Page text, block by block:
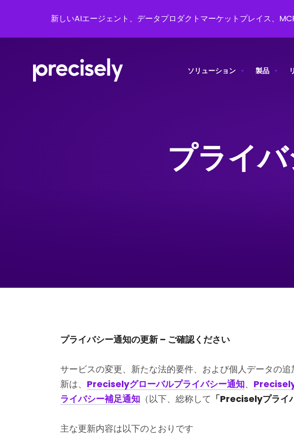
新しいAIエージェント、データプロダクトマーケットプレイス、
ソリューション 製品
プライ
プライバシー通知の更新 – ご確認ください
サービスの変更、新たな法的要件、および個人データの
新は、 Preciselyグローバルプライバシー通知、 Precisely
ライバシー補足通知 （以下、総称して 「Preciselyプライ
主な更新内容は以下のとおりです